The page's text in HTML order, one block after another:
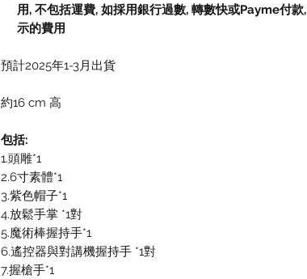
用, 不包括運費, 如採用銀行過數, 轉數快或Payme付款,
示的費用
預計2025年1-3月出貨
約16 cm 高
包括:
1.頭雕*1
2.6寸素體*1
3.紫色帽子*1
4.放鬆手掌 *1對
5.魔術棒握持手*1
6.遙控器與對講機握持手 *1對
7.握槍手*1